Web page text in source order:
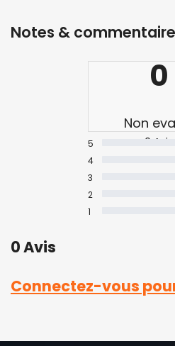
Notes &
0
Non
0 Avis
5
4
3
2
1
0 Avis
Connectez-vous